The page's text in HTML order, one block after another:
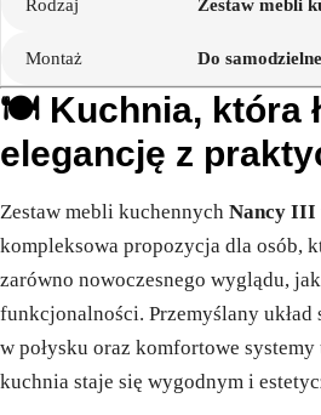
Rodzaj Zestaw mebli
Montaż Do
🍽️ Kuchnia, która
elegancję z
Zestaw mebli kuchennych Nancy III
kompleksowa propozycja dla osób,
zarówno nowoczesnego wyglądu,
funkcjonalności. Przemyślany
w połysku oraz komfortowe
kuchnia staje się wygodnym i